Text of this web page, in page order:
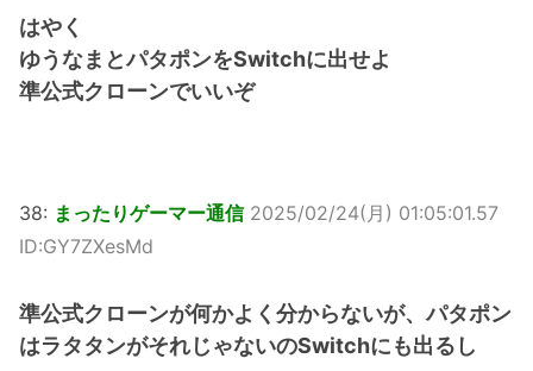
はやく
ゆうなまとパタポンをSwitchに出せよ
準公式クローンでいいぞ
38: まったりゲーマー通信 2025/02/24(月) 01:05:01.57
ID:GY7ZXesMd
準公式クローンが何かよく分からないが、パタポン
はラタタンがそれじゃないのSwitchにも出るし